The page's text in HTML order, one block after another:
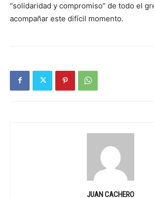
“solidaridad y compromiso” de todo el
acompañar este difícil momento.
JUAN CACHERO